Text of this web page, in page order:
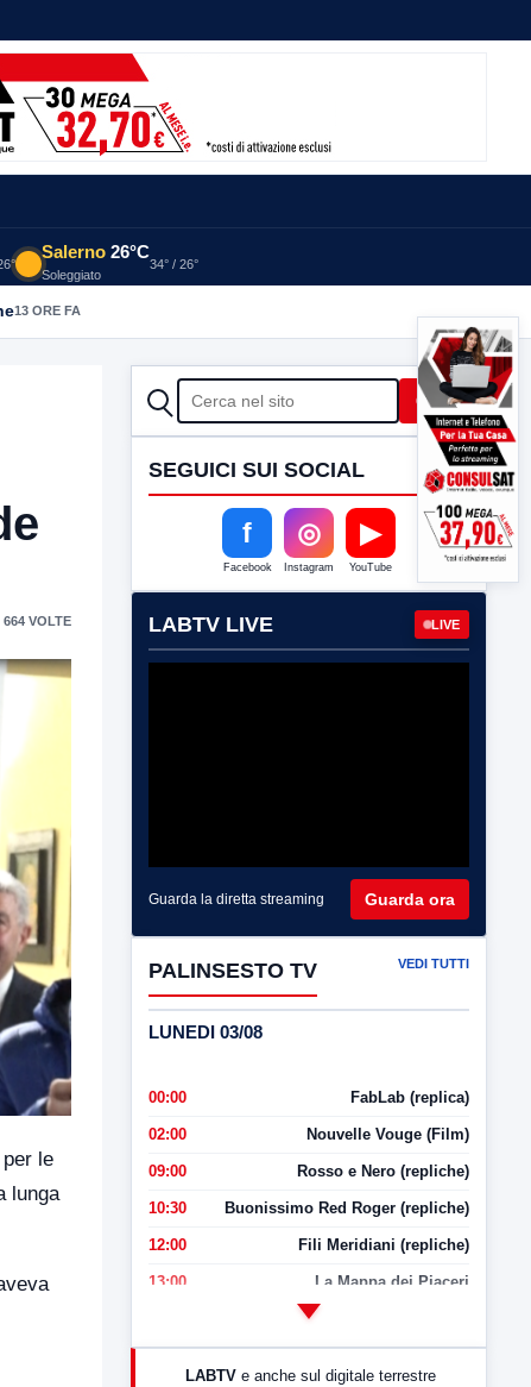
Salerno 26°C
Soleggiato
34° / 26°
13 ORE FA
VOLTE
le
lunga
CERCA Cerca
SEGUICI SUI SOCIAL
f
Facebook
◎
Instagram
▶
YouTube
LABTV LIVE LIVE
Guarda la diretta streaming Guarda ora
PALINSESTO TV VEDI TUTTI
LUNEDI 03/08
00:00 FabLab (replica)
02:00 Nouvelle Vouge (Film)
09:00 Rosso e Nero (repliche)
10:30 Buonissimo Red Roger (repliche)
12:00 Fili Meridiani (repliche)
13:00 La Mappa dei Piaceri
LABTV e anche sul digitale terrestre